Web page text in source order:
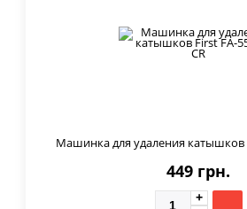
Машинка для удаления катышков
449 грн.